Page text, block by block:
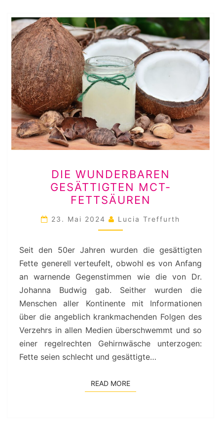
WUNDERBAREN
GESÄTTIGTEN
MCT-
FETTSÄUREN
DIE WUNDERBAREN
GESÄTTIGTEN MCT-
FETTSÄUREN
23. Mai 2024 Lucia Treffurth
Seit den 50er Jahren wurden die gesättigten
Fette generell verteufelt, obwohl es von Anfang
an warnende Gegenstimmen wie die von Dr.
Johanna Budwig gab. Seither wurden die
Menschen aller Kontinente mit Informationen
über die angeblich krankmachenden Folgen des
Verzehrs in allen Medien überschwemmt und so
einer regelrechten Gehirnwäsche unterzogen:
Fette seien schlecht und gesättigte…
READ MOREREAD MORE